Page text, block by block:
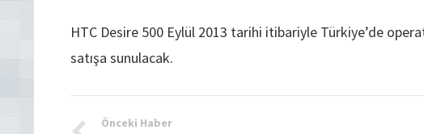
HTC Desire 500 Eylül 2013 tarihi itibariyle Türkiye’de
satışa sunulacak.
Önceki Haber